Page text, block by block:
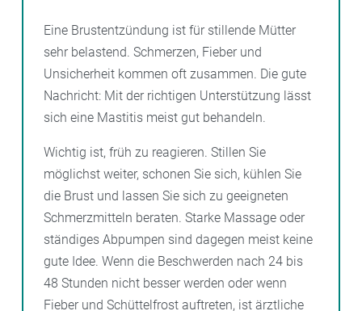
Eine Brustentzündung ist für stillende Mütter
sehr belastend. Schmerzen, Fieber und
Unsicherheit kommen oft zusammen. Die gute
Nachricht: Mit der richtigen Unterstützung lässt
sich eine Mastitis meist gut behandeln.
Wichtig ist, früh zu reagieren. Stillen Sie
möglichst weiter, schonen Sie sich, kühlen Sie
die Brust und lassen Sie sich zu geeigneten
Schmerzmitteln beraten. Starke Massage oder
ständiges Abpumpen sind dagegen meist keine
gute Idee. Wenn die Beschwerden nach 24 bis
48 Stunden nicht besser werden oder wenn
Fieber und Schüttelfrost auftreten, ist ärztliche